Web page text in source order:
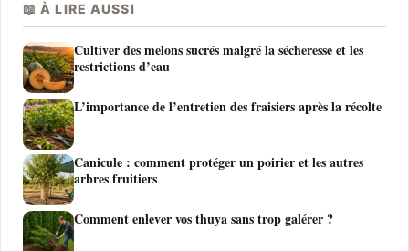
📖 À LIRE AUSSI
Cultiver des melons sucrés malgré la sécheresse et les
restrictions d’eau
L’importance de l’entretien des fraisiers après la récolte
Canicule : comment protéger un poirier et les autres
arbres fruitiers
Comment enlever vos thuya sans trop galérer ?